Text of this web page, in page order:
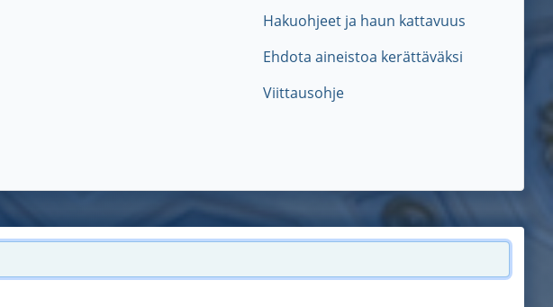
Hakuohjeet ja haun kattavuus
Ehdota aineistoa kerättäväksi
Viittausohje